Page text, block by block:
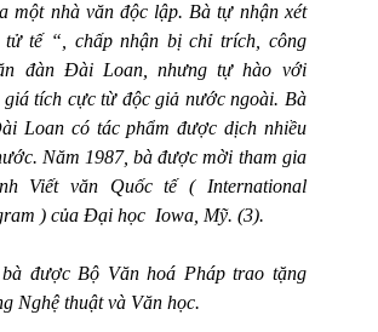
một nhà văn độc lập. Bà tự nhận xét
tế “, chấp nhận bị chỉ trích, công
đàn Đài Loan, nhưng tự hào với
giá tích cực từ độc giả nước ngoài. Bà
Loan có tác phẩm được dịch nhiều
Năm 1987, bà được mời tham gia
Viết văn Quốc tế ( International
) của Đại học Iowa , Mỹ. (3).
được Bộ Văn hoá Pháp trao tặng
Nghệ thuật và Văn học.